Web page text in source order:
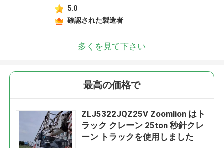
5.0
確認された製造者
多くを見て下さい
最高の価格で
ZLJ5322JQZ25V Zoomlion はト
ラック クレーン 25ton 秒針クレ
ーン トラックを使用しました